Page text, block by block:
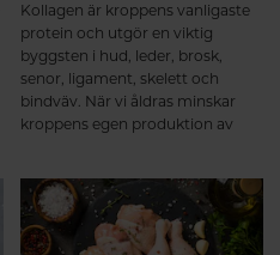
kollagenomsättning i bindväven².
Ett multikollagen innehåller
kollagenpeptider från flera
naturliga källor och
kollagentyper. När peptiderna
tagits upp används de där
exempel i brosk, senor, ligament
och annan bindväv. De första
veckorna – kroppen börjar bygga
upp Under de första veckorna
Kollagen är kroppens vanligaste
protein och utgör en viktig
byggsten i hud, leder, brosk,
senor, ligament, skelett och
bindväv. När vi åldras minskar
kroppens egen produktion av
med kollagentillskott. Alla
kollagenprodukter är dock inte
lika kompletta.